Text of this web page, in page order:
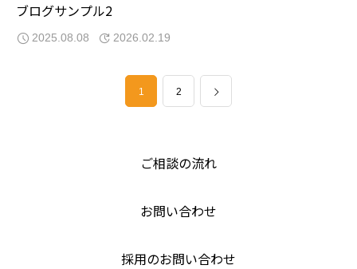
ブログサンプル2
2025.08.08 2026.02.19
1 2
ご相談の流れ
お問い合わせ
採用のお問い合わせ